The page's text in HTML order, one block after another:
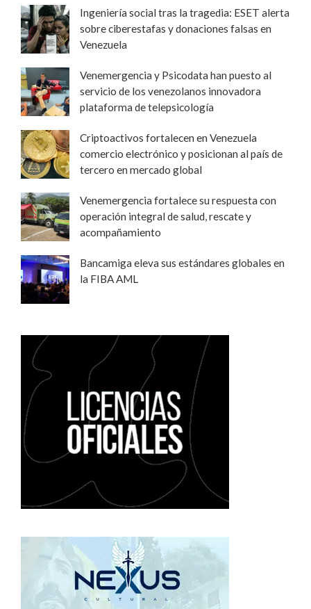
Ingeniería social tras la tragedia: ESET alerta
sobre ciberestafas y donaciones falsas en
Venezuela
Venemergencia y Psicodata han puesto al
servicio de los venezolanos innovadora
plataforma de telepsicología
Criptoactivos fortalecen en Venezuela
comercio electrónico y posicionan al país de
tercero en mercado global
Venemergencia fortalece su respuesta con
operación integral de salud, rescate y
acompañamiento
Bancamiga eleva sus estándares globales en
la FIBA AML